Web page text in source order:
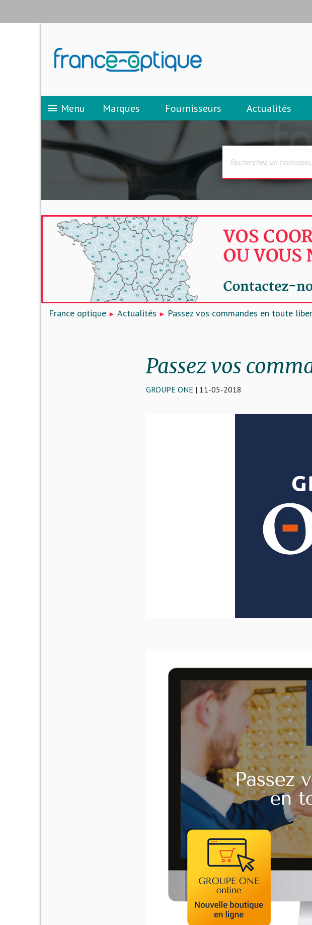
menu Menu Marques Fournisseurs Actualités
France optique Actualités Passez vos commandes en toute
Passez vos
GROUPE ONE | 11-05-2018